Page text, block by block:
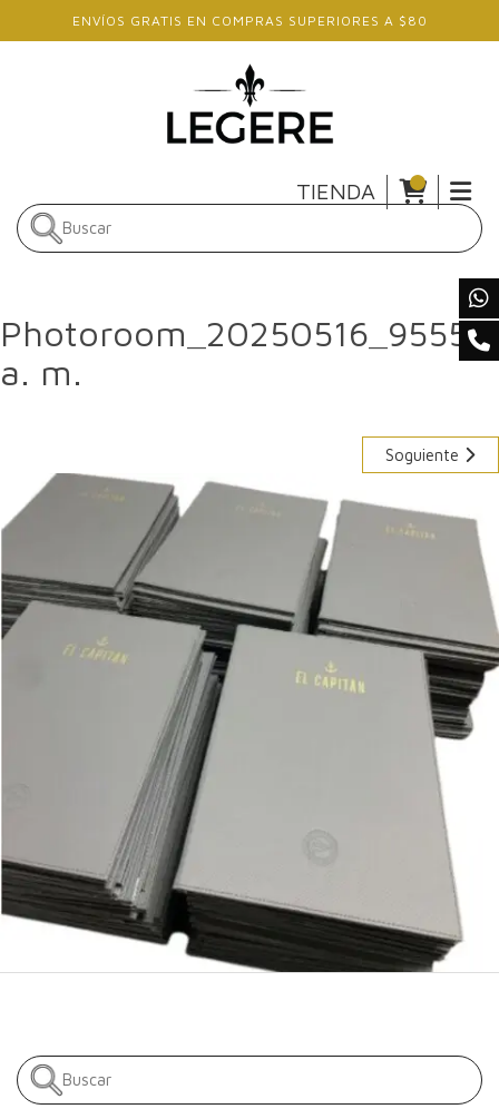
Skip to main content
ENVÍOS GRATIS EN COMPRAS SUPERIORES A $80
TIENDA
Photoroom_20250516_95557
a. m.
Soguiente